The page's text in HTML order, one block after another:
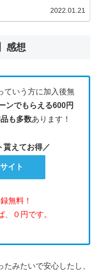
2022.01.21
感想
ていう方に加入後無
ンでもらえる600円
も多数あります！
貰えてお得／
イト
無料！
０円です。
みたいで安心したし、